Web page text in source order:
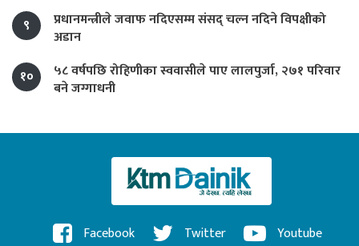
९
प्रधानमन्त्रीले जवाफ नदिएसम्म संसद् चल्न नदिने विपक्षीको
अडान
१०
५८ वर्षपछि रोहिणीका स्ववासीले पाए लालपुर्जा, २७१ परिवार
बने जग्गाधनी
Facebook Twitter Youtube